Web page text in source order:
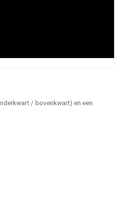
/ bovenkwart) en een